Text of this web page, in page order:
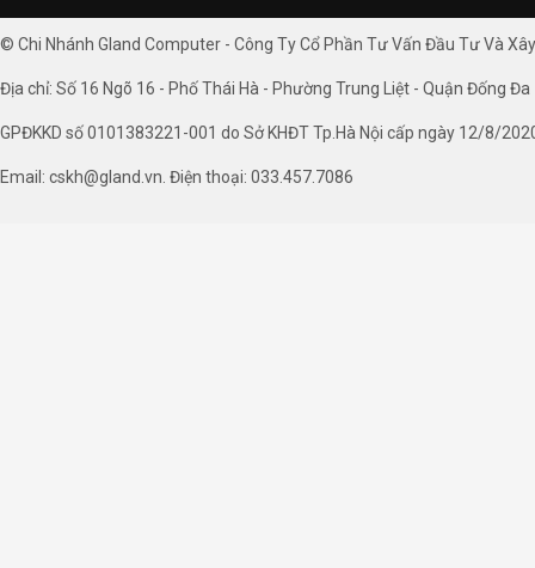
© Chi Nhánh Gland Computer - Công Ty Cổ Phần Tư Vấn Đầu Tư Và
Địa chỉ: Số 16 Ngõ 16 - Phố Thái Hà - Phường Trung Liệt - Quận Đống Đa
GPĐKKD số 0101383221-001 do Sở KHĐT Tp.Hà Nội cấp ngày 12/8/
Email: cskh@gland.vn. Điện thoại: 033.457.7086